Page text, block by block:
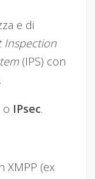
e di
Inspection
(IPS) con
o IPsec.
XMPP (ex